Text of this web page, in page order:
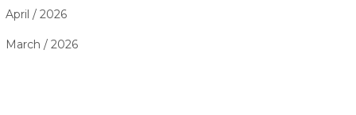
April / 2026
March / 2026